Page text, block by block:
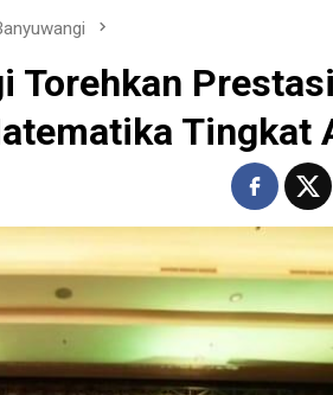
Torehkan
Tingkat